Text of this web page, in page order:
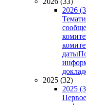
2026
даты
2025 (32)
2025